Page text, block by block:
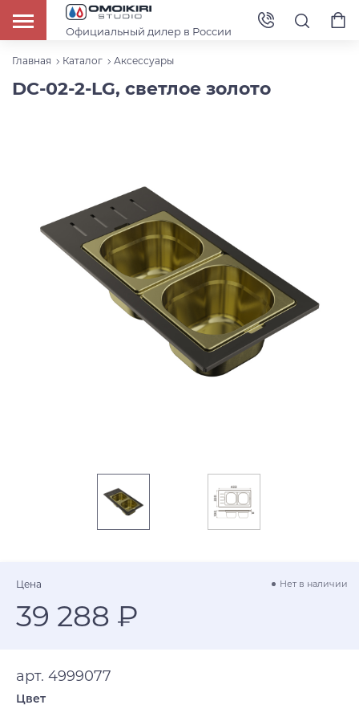
Официальный дилер в России
Главная Каталог Аксессуары
DC-02-2-LG, светлое золото
Цена Нет в наличии
39 288 ₽
арт. 4999077
Цвет